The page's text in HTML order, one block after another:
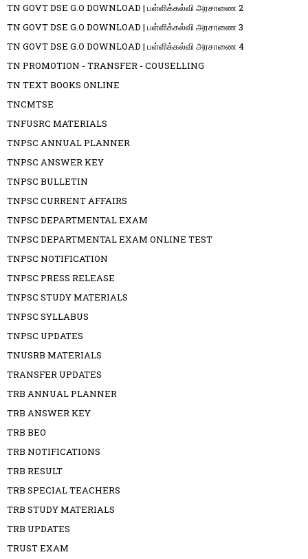
TN GOVT DSE G.O DOWNLOAD | பள்ளிக்கல்வி அரசாணை 2
TN GOVT DSE G.O DOWNLOAD | பள்ளிக்கல்வி அரசாணை 3
TN GOVT DSE G.O DOWNLOAD | பள்ளிக்கல்வி அரசாணை 4
TN PROMOTION - TRANSFER - COUSELLING
TN TEXT BOOKS ONLINE
TNCMTSE
TNFUSRC MATERIALS
TNPSC ANNUAL PLANNER
TNPSC ANSWER KEY
TNPSC BULLETIN
TNPSC CURRENT AFFAIRS
TNPSC DEPARTMENTAL EXAM
TNPSC DEPARTMENTAL EXAM ONLINE TEST
TNPSC NOTIFICATION
TNPSC PRESS RELEASE
TNPSC STUDY MATERIALS
TNPSC SYLLABUS
TNPSC UPDATES
TNUSRB MATERIALS
TRANSFER UPDATES
TRB ANNUAL PLANNER
TRB ANSWER KEY
TRB BEO
TRB NOTIFICATIONS
TRB RESULT
TRB SPECIAL TEACHERS
TRB STUDY MATERIALS
TRB UPDATES
TRUST EXAM